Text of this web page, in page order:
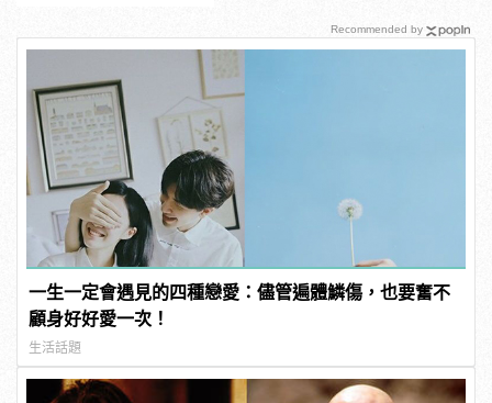
一生一定會遇見的四種戀愛：儘管遍體鱗傷，也要奮不
顧身好好愛一次！
生活話題
Recommended by